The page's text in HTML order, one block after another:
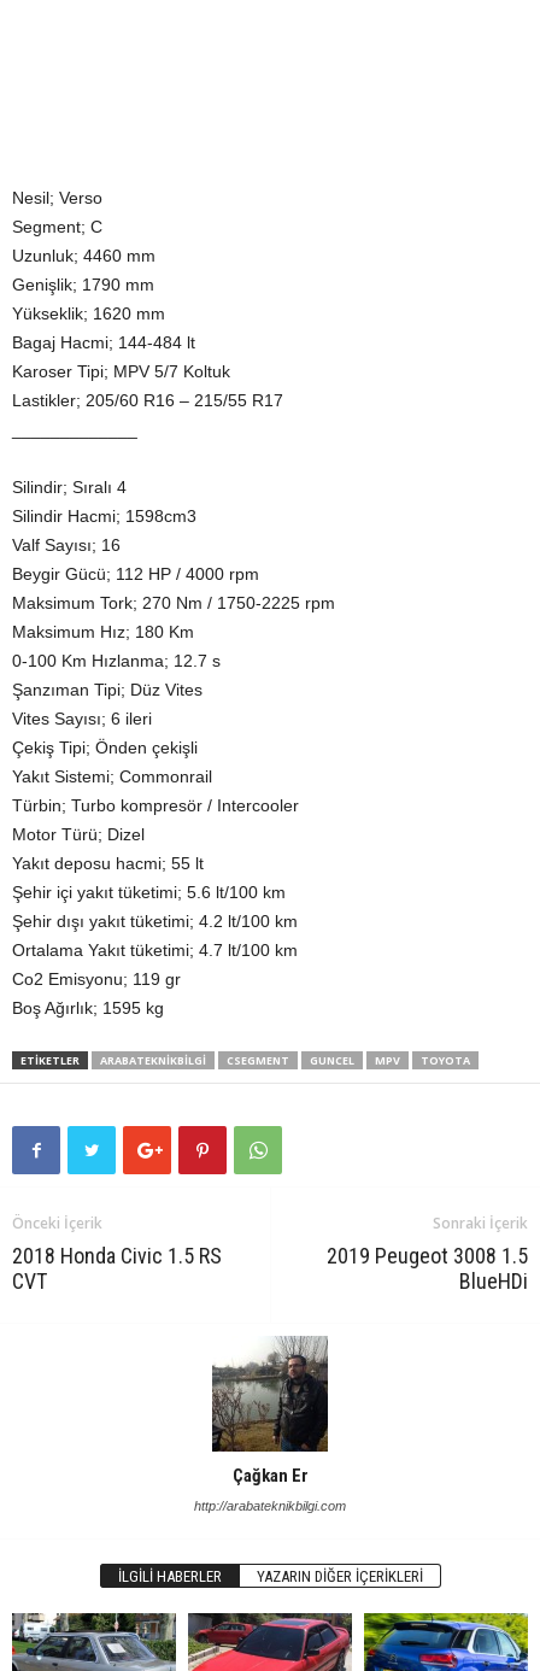
Nesil; Verso
Segment; C
Uzunluk; 4460 mm
Genişlik; 1790 mm
Yükseklik; 1620 mm
Bagaj Hacmi; 144-484 lt
Karoser Tipi; MPV 5/7 Koltuk
Lastikler; 205/60 R16 – 215/55 R17
Silindir; Sıralı 4
Silindir Hacmi; 1598cm3
Valf Sayısı; 16
Beygir Gücü; 112 HP / 4000 rpm
Maksimum Tork; 270 Nm / 1750-2225 rpm
Maksimum Hız; 180 Km
0-100 Km Hızlanma; 12.7 s
Şanzıman Tipi; Düz Vites
Vites Sayısı; 6 ileri
Çekiş Tipi; Önden çekişli
Yakıt Sistemi; Commonrail
Türbin; Turbo kompresör / Intercooler
Motor Türü; Dizel
Yakıt deposu hacmi; 55 lt
Şehir içi yakıt tüketimi; 5.6 lt/100 km
Şehir dışı yakıt tüketimi; 4.2 lt/100 km
Ortalama Yakıt tüketimi; 4.7 lt/100 km
Co2 Emisyonu; 119 gr
Boş Ağırlık; 1595 kg
ETIKETLER ARABATEKNIKBILGI CSEGMENT GUNCEL MPV TOYOTA
Önceki İçerik
2018 Honda Civic 1.5 RS
CVT
Sonraki İçerik
2019 Peugeot 3008 1.5
BlueHDi
Çağkan Er
http://arabateknikbilgi.com
İLGILI HABERLER YAZARIN DIĞER İÇERIKLERI